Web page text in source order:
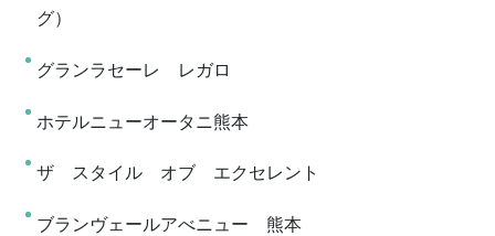
グ）
グランラセーレ レガロ
ホテルニューオータニ熊本
ザ スタイル オブ エクセレント
ブランヴェールアべニュー 熊本